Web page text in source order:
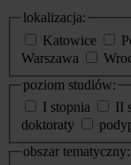
lokalizacja:
Katowice
Warszawa
poziom studiów:
I stopnia
II
doktoraty
obszar tematyczny: